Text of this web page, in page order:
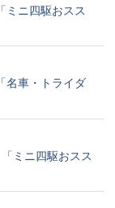
ミニ四駆おスス
名車・トライダ
ミニ四駆おスス